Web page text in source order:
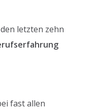
letzten zehn
fast allen